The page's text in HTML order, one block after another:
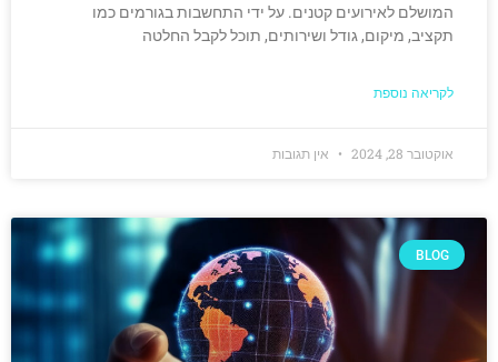
המושלם לאירועים קטנים. על ידי התחשבות בגורמים כמו
תקציב, מיקום, גודל ושירותים, תוכל לקבל החלטה
לקריאה נוספת
אוקטובר 28, 2024 אין תגובות
BLOG